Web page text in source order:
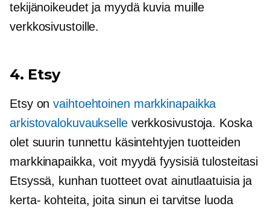
tekijänoikeudet ja myydä kuvia muille
verkkosivustoille.
4. Etsy
Etsy onvaihtoehtoinen markkinapaikka
arkistovalokuvaukselleverkkosivustoja. Koska
olet suurin tunnettu käsintehtyjen tuotteiden
markkinapaikka, voit myydä fyysisiä tulosteitasi
Etsyssä, kunhan tuotteet ovat ainutlaatuisia ja
kerta- kohteita, joita sinun ei tarvitse luoda